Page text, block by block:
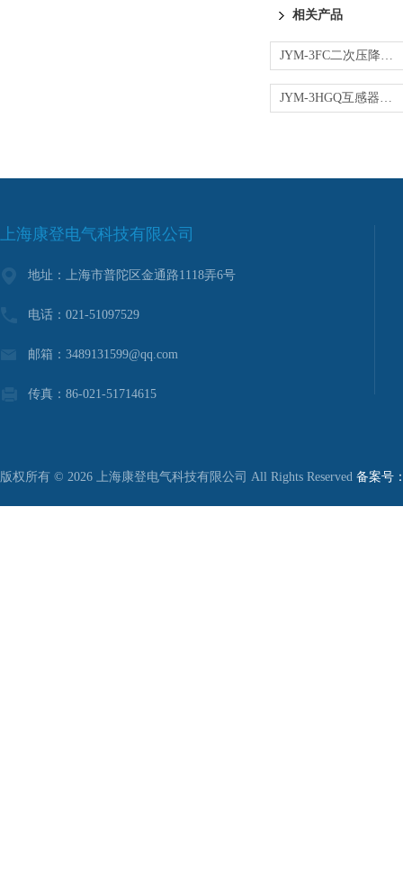
相关产品
JYM-3FC二次压降测试仪
JYM-3HGQ互感器全自动校验装置
上海康登电气科技有限公司
地址：上海市普陀区金通路1118弄6号
电话：021-51097529
邮箱：3489131599@qq.com
传真：86-021-51714615
版权所有 © 2026 上海康登电气科技有限公司 All Rights Reserved 备案号